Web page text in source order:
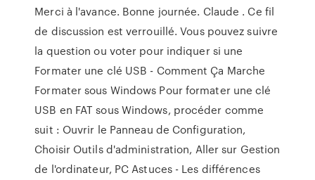
Merci à l'avance. Bonne journée. Claude . Ce fil
de discussion est verrouillé. Vous pouvez suivre
la question ou voter pour indiquer si une
Formater une clé USB - Comment Ça Marche
Formater sous Windows Pour formater une clé
USB en FAT sous Windows, procéder comme
suit : Ouvrir le Panneau de Configuration,
Choisir Outils d'administration, Aller sur Gestion
de l'ordinateur, PC Astuces - Les différences